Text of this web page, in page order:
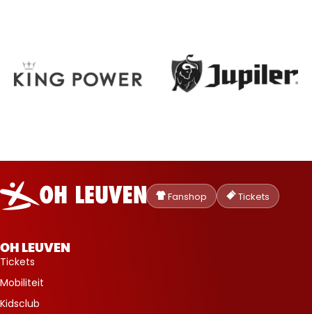
Oud-
Heverlee
Leuven
Fanshop Tickets
OH LEUVEN
Tickets
Mobiliteit
Kidsclub